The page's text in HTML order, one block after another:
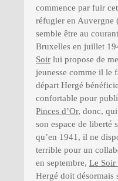
commence par fuir
réfugier en Auvergne
semble être au
Bruxelles en juillet
Soir lui propose de
jeunesse comme il le
départ Hergé
confortable pour
Pinces d’Or, donc,
son espace de liberté
qu’en 1941, il ne
terrible pour un
en septembre, Le Soir
Hergé doit désormais